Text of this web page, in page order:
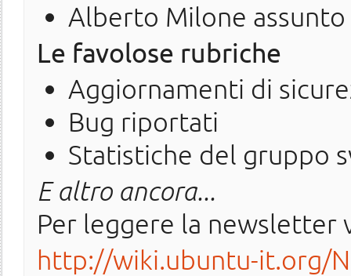
Alberto Milone assunto
Le favolose rubriche
Aggiornamenti di
Bug riportati
Statistiche del gruppo
E altro ancora...
Per leggere la newsletter
http://wiki.ubuntu-it.org/